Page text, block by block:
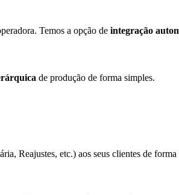
Temos a opção de integração
de produção de forma simples.
Reajustes, etc.) aos seus clientes de forma